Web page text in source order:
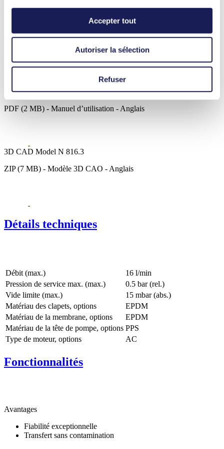
Accepter tout
Autoriser la sélection
Refuser
Datasheet N 816.3
PDF (763 KB) - Fiche technique - Anglais
Operating Manual N 816.3
PDF (2 MB) - Manuel d’utilisation - Anglais
3D CAD Model N 816.3
ZIP (7 MB) - Modèle 3D CAO - Anglais
Détails techniques
Débit (max.)
16 l/min
Pression de service max. (max.)
0.5 bar (rel.)
Vide limite (max.)
15 mbar (abs.)
Matériau des clapets, options
EPDM
Matériau de la membrane, options
EPDM
Matériau de la tête de pompe, options PPS
Type de moteur, options
AC
Fonctionnalités
Avantages
Fiabilité exceptionnelle
Transfert sans contamination